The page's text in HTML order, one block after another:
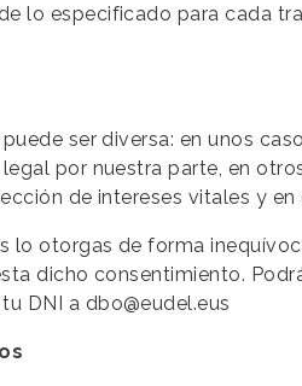
lo especificado para cada
ser diversa: en unos
por nuestra parte, en
de intereses vitales y
otorgas de forma
dicho consentimiento.
DNI a dbo@eudel.eus